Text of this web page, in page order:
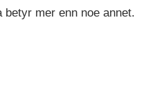
betyr mer enn noe annet.